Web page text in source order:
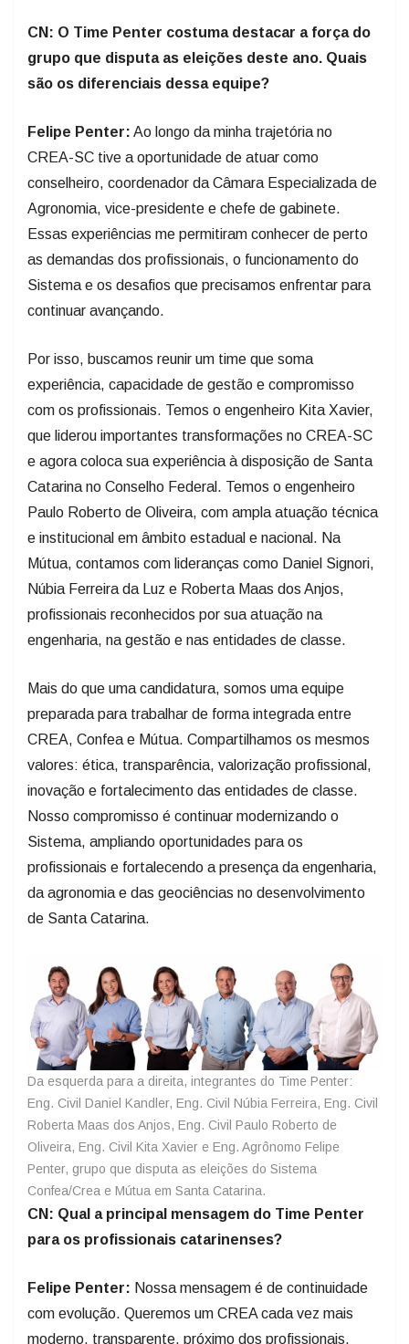
CN: O Time Penter costuma destacar a força do
grupo que disputa as eleições deste ano. Quais
são os diferenciais dessa equipe?
Felipe Penter: Ao longo da minha trajetória no
CREA-SC tive a oportunidade de atuar como
conselheiro, coordenador da Câmara Especializada de
Agronomia, vice-presidente e chefe de gabinete.
Essas experiências me permitiram conhecer de perto
as demandas dos profissionais, o funcionamento do
Sistema e os desafios que precisamos enfrentar para
continuar avançando.
Por isso, buscamos reunir um time que soma
experiência, capacidade de gestão e compromisso
com os profissionais. Temos o engenheiro Kita Xavier,
que liderou importantes transformações no CREA-SC
e agora coloca sua experiência à disposição de Santa
Catarina no Conselho Federal. Temos o engenheiro
Paulo Roberto de Oliveira, com ampla atuação técnica
e institucional em âmbito estadual e nacional. Na
Mútua, contamos com lideranças como Daniel Signori,
Núbia Ferreira da Luz e Roberta Maas dos Anjos,
profissionais reconhecidos por sua atuação na
engenharia, na gestão e nas entidades de classe.
Mais do que uma candidatura, somos uma equipe
preparada para trabalhar de forma integrada entre
CREA, Confea e Mútua. Compartilhamos os mesmos
valores: ética, transparência, valorização profissional,
inovação e fortalecimento das entidades de classe.
Nosso compromisso é continuar modernizando o
Sistema, ampliando oportunidades para os
profissionais e fortalecendo a presença da engenharia,
da agronomia e das geociências no desenvolvimento
de Santa Catarina.
Da esquerda para a direita, integrantes do Time Penter:
Eng. Civil Daniel Kandler, Eng. Civil Núbia Ferreira, Eng. Civil
Roberta Maas dos Anjos, Eng. Civil Paulo Roberto de
Oliveira, Eng. Civil Kita Xavier e Eng. Agrônomo Felipe
Penter, grupo que disputa as eleições do Sistema
Confea/Crea e Mútua em Santa Catarina.
CN: Qual a principal mensagem do Time Penter
para os profissionais catarinenses?
Felipe Penter: Nossa mensagem é de continuidade
com evolução. Queremos um CREA cada vez mais
moderno, transparente, próximo dos profissionais,